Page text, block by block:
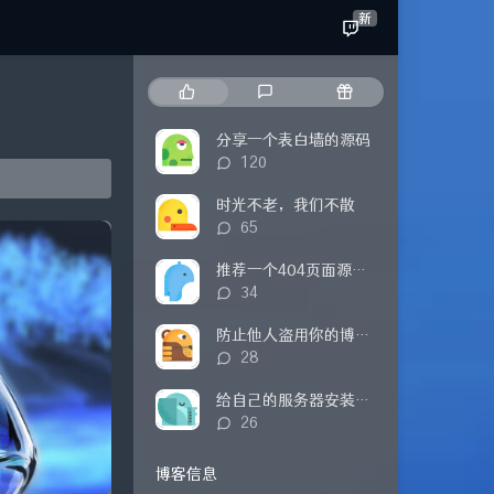
新
门
文
新
评
随
机
文
分享一个表白墙的源码
评
数：
120
时光不老，我们不散
评
数：
65
推荐一个404页面源码（附修改方式）
评
数：
34
防止他人盗用你的博客内容
评
数：
28
给自己的服务器安装探针
评
26
博客信息